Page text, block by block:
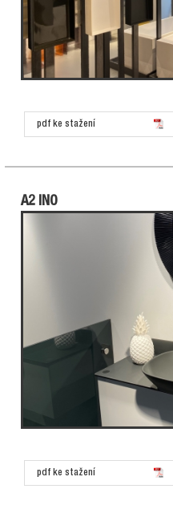
pdf ke stažení
A2 INO
pdf ke stažení